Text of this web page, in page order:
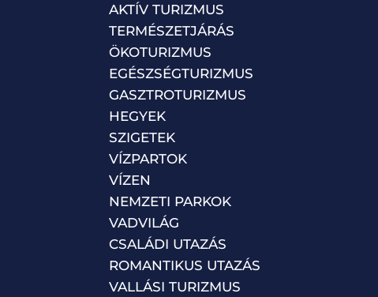
AKTÍV TURIZMUS
TERMÉSZETJÁRÁS
ÖKOTURIZMUS
EGÉSZSÉGTURIZMUS
GASZTROTURIZMUS
HEGYEK
SZIGETEK
VÍZPARTOK
VÍZEN
NEMZETI PARKOK
VADVILÁG
CSALÁDI UTAZÁS
ROMANTIKUS UTAZÁS
VALLÁSI TURIZMUS